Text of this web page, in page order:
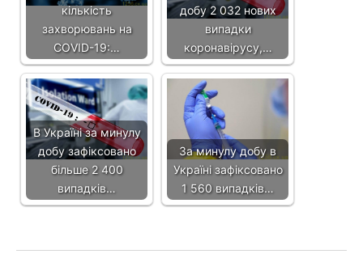
кількість
захворювань на
COVID-19:…
добу 2 032 нових
випадки
коронавірусу,…
В Україні за минулу
добу зафіксовано
більше 2 400
випадків…
За минулу добу в
Україні зафіксовано
1 560 випадків…